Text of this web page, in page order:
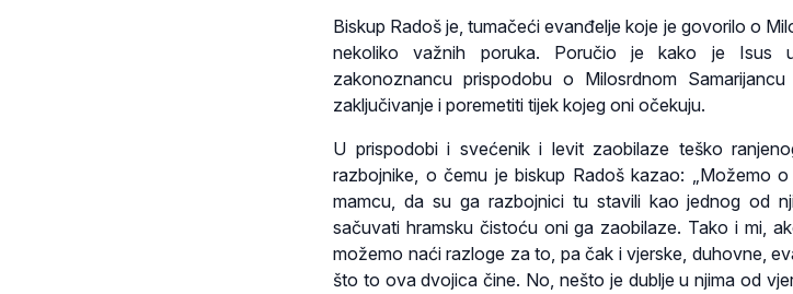
Biskup Radoš je, tumačeći evanđelje koje je govorilo o
nekoliko važnih poruka. Poručio je kako je Isus
zakonoznancu prispodobu o Milosrdnom
zaključivanje i poremetiti tijek kojeg oni očekuju.
U prispodobi i svećenik i levit zaobilaze teško
razbojnike, o čemu je biskup Radoš kazao: „Možemo
mamcu, da su ga razbojnici tu stavili kao jednog od
sačuvati hramsku čistoću oni ga zaobilaze. Tako i mi,
možemo naći razloge za to, pa čak i vjerske, duhovne,
što to ova dvojica čine. No, nešto je dublje u njima od